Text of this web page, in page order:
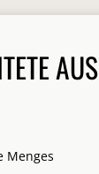
AUS
Menges